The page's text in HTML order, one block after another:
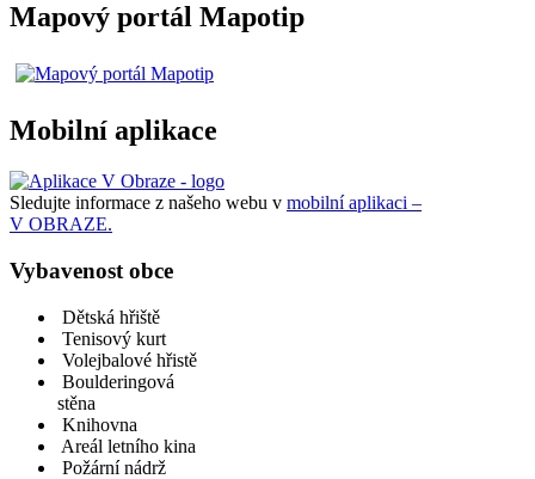
Mapový portál Mapotip
Mobilní aplikace
Sledujte informace z našeho webu v mobilní aplikaci –
V OBRAZE.
Vybavenost obce
Dětská hřiště
Tenisový kurt
Volejbalové hřistě
Boulderingová
stěna
Knihovna
Areál letního kina
Požární nádrž